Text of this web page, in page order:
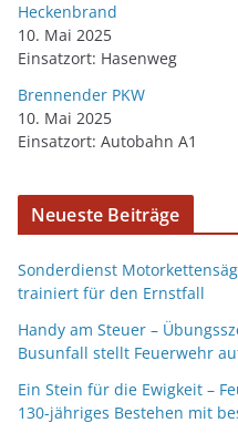
Heckenbrand
10. Mai 2025
Einsatzort: Hasenweg
Brennender PKW
10. Mai 2025
Einsatzort: Autobahn A1
Neueste Beiträge
Sonderdienst
trainiert für den Ernstfall
Handy am Steuer –
Busunfall stellt Feuerwehr
Ein Stein für die Ewigkeit –
130-jähriges Bestehen mit